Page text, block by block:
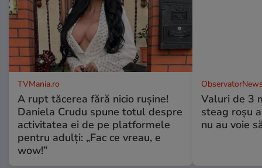
TVMania.ro
A rupt tăcerea fără nicio rușine!
Daniela Crudu spune totul despre
activitatea ei de pe platformele
pentru adulți: „Fac ce vreau, e
wow!”
Valuri de 3
steag roşu
nu au voie